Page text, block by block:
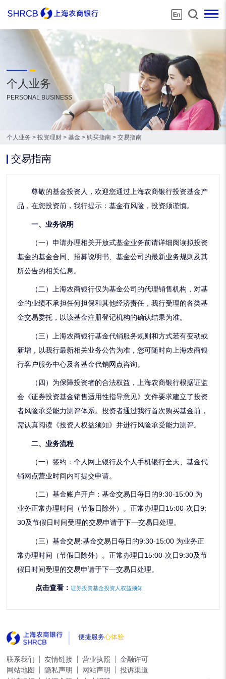
个人业务
PERSONAL BUSINESS
个人业务 >投资理财 >基金 > 购买指南 >交易指南
交易指南
尊敬的基金投资人，欢迎您通过上海农商银行投资基金产
品，在您投资前，我行提示：基金有风险，投资须谨慎。
一、业务说明
（一）申请办理相关开放式基金业务前请详细阅读拟投资
基金的基金合同、招募说明书、基金公司的最新业务规则及其
所公告的相关信息。
（二）上海农商银行仅为基金公司的代理销售机构，对基
金的业绩不承担任何担保和其他经济责任，我行受理的各类基
金交易委托，以该基金注册登记机构的确认结果为准。
（三）上海农商银行基金代销服务规则和方式若有变动或
新增，以我行最新相关业务公告为准，您可随时向上海农商银
行客户服务中心及各基金代销网点咨询。
（四）为保障投资者的合法权益，上海农商银行根据证监
会《证券投资基金销售适用性指导意见》文件要求建立了投资
者风险承受能力测评体系。投资者通过我行首次购买基金前，
需认真阅读《投资人权益须知》并进行风险承受能力测评。
二、业务流程
（一）签约：个人网上银行及个人手机银行全天、基金代
销网点营业时间内可提交申请。
（二）基金账户开户：基金交易日每日的9:30-15:00 为
业务正常办理时间（节假日除外）。正常办理日15:00-次日9:
30及节假日时间受理的交易申请于下一交易日处理。
（三）基金交易:基金交易日每日的9:30-15:00 为业务正
常办理时间（节假日除外）。正常办理日15:00-次日9:30及节
假日时间受理的交易申请于下一交易日处理。
点击查看：证券投资基金投资人权益须知
便捷服务心体验
联系我们 友情链接 营业执照
金融许可
网站地图
隐私声明 网站声明
投诉渠道